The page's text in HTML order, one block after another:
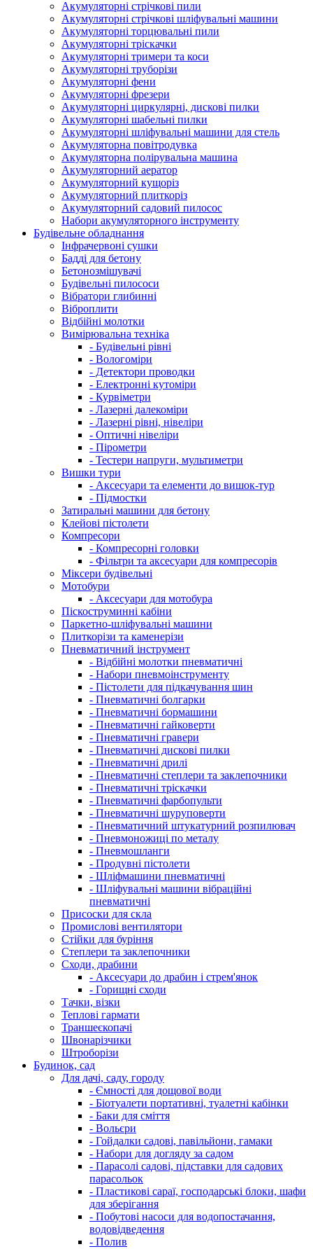
Акумуляторні стрічкові пили
Акумуляторні стрічкові шліфувальні машини
Акумуляторні торцювальні пили
Акумуляторні тріскачки
Акумуляторні тримери та коси
Акумуляторні труборізи
Акумуляторні фени
Акумуляторні фрезери
Акумуляторні циркулярні, дискові пилки
Акумуляторні шабельні пилки
Акумуляторні шліфувальні машини для стель
Акумуляторна повітродувка
Акумуляторна полірувальна машина
Акумуляторний аератор
Акумуляторний кущоріз
Акумуляторний плиткоріз
Акумуляторний садовий пилосос
Набори акумуляторного інструменту
Будівельне обладнання
Інфрачервоні сушки
Бадді для бетону
Бетонозмішувачі
Будівельні пилососи
Вібратори глибинні
Віброплити
Відбійні молотки
Вимірювальна техніка
- Будівельні рівні
- Вологоміри
- Детектори проводки
- Електронні кутоміри
- Курвіметри
- Лазерні далекоміри
- Лазерні рівні, нівеліри
- Оптичні нівеліри
- Пірометри
- Тестери напруги, мультиметри
Вишки тури
- Аксесуари та елементи до вишок-тур
- Підмостки
Затиральні машини для бетону
Клейові пістолети
Компресори
- Компресорні головки
- Фільтри та аксесуари для компресорів
Міксери будівельні
Мотобури
- Аксесуари для мотобура
Піскоструминні кабіни
Паркетно-шліфувальні машини
Плиткорізи та каменерізи
Пневматичний інструмент
- Відбійні молотки пневматичні
- Набори пневмоінструменту
- Пістолети для підкачування шин
- Пневматичні болгарки
- Пневматичні бормашини
- Пневматичні гайковерти
- Пневматичні гравери
- Пневматичні дискові пилки
- Пневматичні дрилі
- Пневматичні степлери та заклепочники
- Пневматичні тріскачки
- Пневматичні фарбопульти
- Пневматичні шуруповерти
- Пневматичний штукатурний розпилювач
- Пневмоножиці по металу
- Пневмошланги
- Продувні пістолети
- Шліфмашини пневматичні
- Шліфувальні машини вібраційні
пневматичні
Присоски для скла
Промислові вентилятори
Стійки для буріння
Степлери та заклепочники
Сходи, драбини
- Аксесуари до драбин і стрем'янок
- Горищні сходи
Тачки, візки
Теплові гармати
Траншеєкопачі
Швонарізчики
Штроборізи
Будинок, сад
Для дачі, саду, городу
- Ємності для дощової води
- Біотуалети портативні, туалетні кабінки
- Баки для сміття
- Вольєри
- Гойдалки садові, павільйони, гамаки
- Набори для догляду за садом
- Парасолі садові, підставки для садових
парасольок
- Пластикові сараї, господарські блоки, шафи
для зберігання
- Побутові насоси для водопостачання,
водовідведення
- Полив